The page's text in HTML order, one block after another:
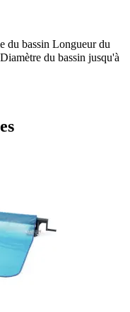
du bassin Longueur du
Diamètre du bassin jusqu'à